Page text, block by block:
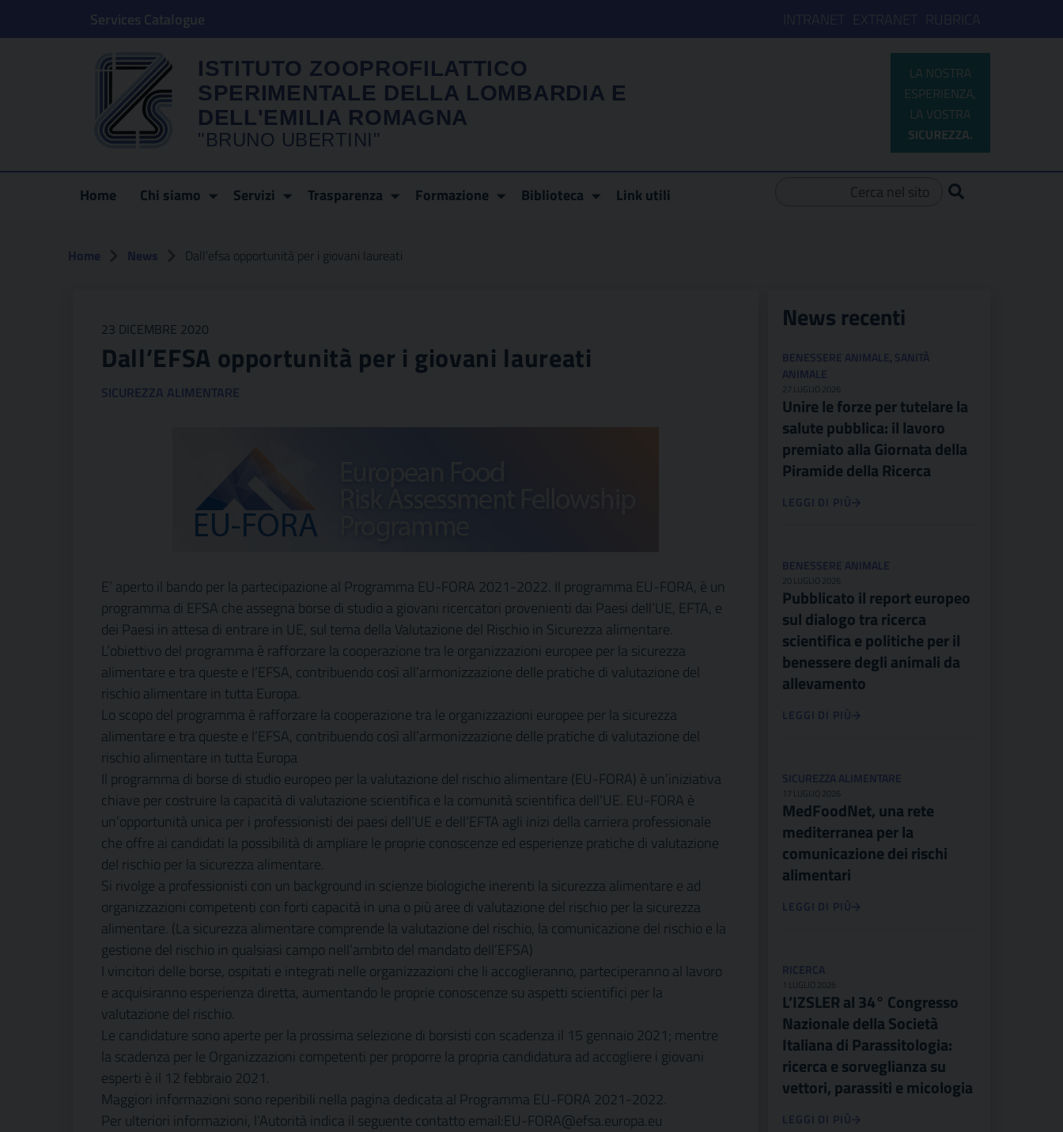
Services Catalogue INTRANET EXTRANET RUBRICA
ISTITUTO ZOOPROFILATTICO
SPERIMENTALE DELLA LOMBARDIA E
DELL'EMILIA ROMAGNA
"BRUNO UBERTINI"
Home Chi siamo Servizi Trasparenza Formazione Biblioteca Link utili
Home News Dall’efsa opportunità per i giovani laureati
23 DICEMBRE 2020
Dall’EFSA opportunità per i giovani laureati
SICUREZZA ALIMENTARE
E’ aperto il bando per la partecipazione al Programma EU-FORA 2021-2022. Il programma EU-FORA, è un
programma di EFSA che assegna borse di studio a giovani ricercatori provenienti dai Paesi dell’UE, EFTA, e
dei Paesi in attesa di entrare in UE, sul tema della Valutazione del Rischio in Sicurezza alimentare.
L’obiettivo del programma è rafforzare la cooperazione tra le organizzazioni europee per la sicurezza
alimentare e tra queste e l’EFSA, contribuendo così all’armonizzazione delle pratiche di valutazione del
rischio alimentare in tutta Europa.
Lo scopo del programma è rafforzare la cooperazione tra le organizzazioni europee per la sicurezza
alimentare e tra queste e l’EFSA, contribuendo così all’armonizzazione delle pratiche di valutazione del
rischio alimentare in tutta Europa
Il programma di borse di studio europeo per la valutazione del rischio alimentare (EU-FORA) è un’iniziativa
chiave per costruire la capacità di valutazione scientifica e la comunità scientifica dell’UE. EU-FORA è
un’opportunità unica per i professionisti dei paesi dell’UE e dell’EFTA agli inizi della carriera professionale
che offre ai candidati la possibilità di ampliare le proprie conoscenze ed esperienze pratiche di valutazione
del rischio per la sicurezza alimentare.
Si rivolge a professionisti con un background in scienze biologiche inerenti la sicurezza alimentare e ad
organizzazioni competenti con forti capacità in una o più aree di valutazione del rischio per la sicurezza
alimentare. (La sicurezza alimentare comprende la valutazione del rischio, la comunicazione del rischio e la
gestione del rischio in qualsiasi campo nell’ambito del mandato dell’EFSA)
I vincitori delle borse, ospitati e integrati nelle organizzazioni che li accoglieranno, parteciperanno al lavoro
e acquisiranno esperienza diretta, aumentando le proprie conoscenze su aspetti scientifici per la
valutazione del rischio.
Le candidature sono aperte per la prossima selezione di borsisti con scadenza il 15 gennaio 2021; mentre
la scadenza per le Organizzazioni competenti per proporre la propria candidatura ad accogliere i giovani
esperti è il 12 febbraio 2021.
Maggiori informazioni sono reperibili nella pagina dedicata al Programma EU-FORA 2021-2022.
Per ulteriori informazioni, l’Autorità indica il seguente contatto email:EU-FORA@efsa.europa.eu
News recenti
BENESSERE ANIMALE, SANITÀ
ANIMALE
27 LUGLIO 2026
Unire le forze per tutelare la
salute pubblica: il lavoro
premiato alla Giornata della
Piramide della Ricerca
LEGGI DI PIÙ
BENESSERE ANIMALE
20 LUGLIO 2026
Pubblicato il report europeo
sul dialogo tra ricerca
scientifica e politiche per il
benessere degli animali da
allevamento
LEGGI DI PIÙ
SICUREZZA ALIMENTARE
17 LUGLIO 2026
MedFoodNet, una rete
mediterranea per la
comunicazione dei rischi
alimentari
LEGGI DI PIÙ
RICERCA
1 LUGLIO 2026
L’IZSLER al 34° Congresso
Nazionale della Società
Italiana di Parassitologia:
ricerca e sorveglianza su
vettori, parassiti e micologia
LEGGI DI PIÙ